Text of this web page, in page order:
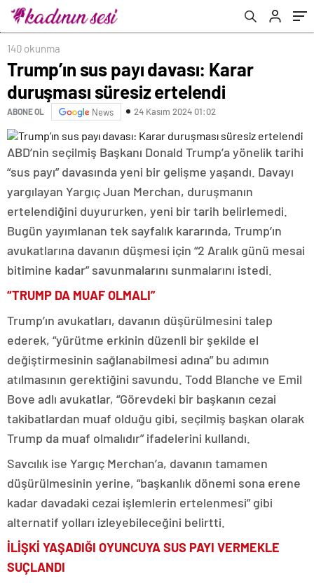
140 okunma
Trump’ın sus payı davası: Karar
duruşması süresiz ertelendi
ABONE OL News 24 Kasım 2024 01:02
ABD’nin seçilmiş Başkanı Donald Trump’a yönelik tarihi
“sus payı” davasında yeni bir gelişme yaşandı. Davayı
yargılayan Yargıç Juan Merchan, duruşmanın
ertelendiğini duyururken, yeni bir tarih belirlemedi.
Bugün yayımlanan tek sayfalık kararında, Trump’ın
avukatlarına davanın düşmesi için “2 Aralık günü mesai
bitimine kadar” savunmalarını sunmalarını istedi.
“TRUMP DA MUAF OLMALI”
Trump’ın avukatları, davanın düşürülmesini talep
ederek, “yürütme erkinin düzenli bir şekilde el
değiştirmesinin sağlanabilmesi adına” bu adımın
atılmasının gerektiğini savundu. Todd Blanche ve Emil
Bove adlı avukatlar, “Görevdeki bir başkanın cezai
takibatlardan muaf olduğu gibi, seçilmiş başkan olarak
Trump da muaf olmalıdır” ifadelerini kullandı.
Savcılık ise Yargıç Merchan’a, davanın tamamen
düşürülmesinin yerine, “başkanlık dönemi sona erene
kadar davadaki cezai işlemlerin ertelenmesi” gibi
alternatif yolları izleyebileceğini belirtti.
İLİŞKİ YAŞADIĞI OYUNCUYA SUS PAYI VERMEKLE
SUÇLANDI